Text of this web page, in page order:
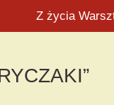
Z życia